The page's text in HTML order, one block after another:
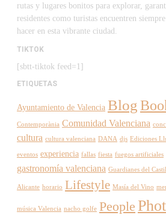
rutas y lugares bonitos para explorar,
residentes como turistas encuentren
hacer en esta vibrante ciudad.
TIKTOK
[sbtt-tiktok feed=1]
ETIQUETAS
Ayuntamiento de Valencia Blog
Contemporània Comunidad Valenciana
cultura cultura valenciana DANA djs Ediciones
eventos experiencia fallas fiesta fuegos artificiales
gastronomía valenciana Guardianes del
Alicante horario Lifestyle Masía del Vino
música Valencia nacho golfe People